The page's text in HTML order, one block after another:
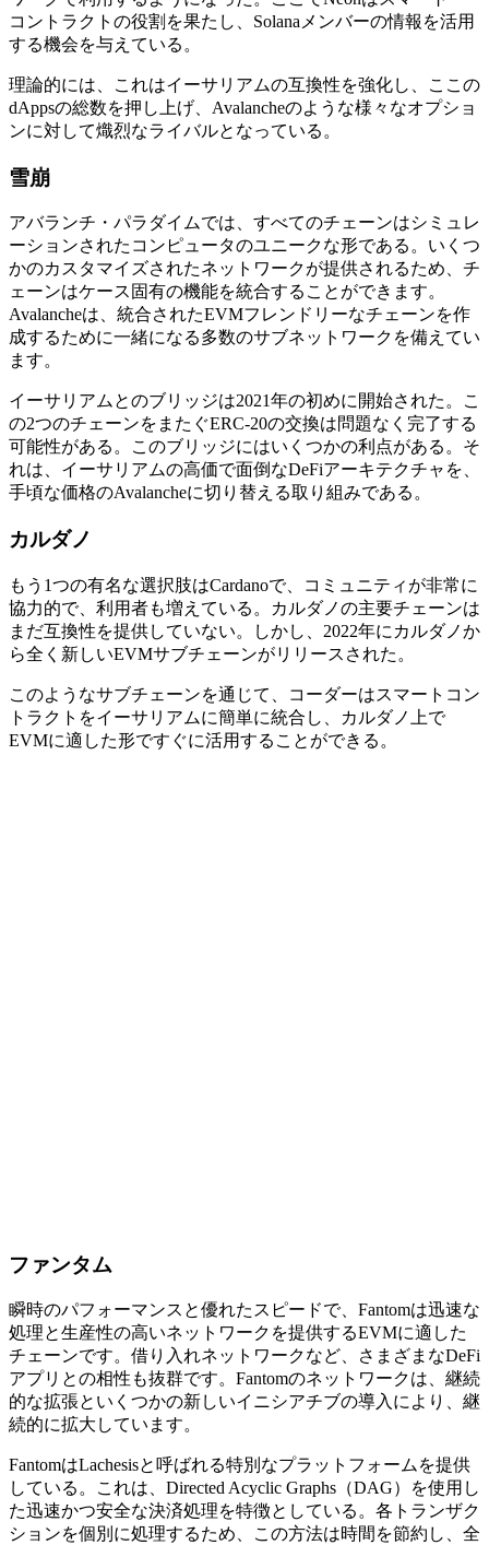
コントラクトの役割を果たし、Solanaメンバーの情報を活用
する機会を与えている。
理論的には、これはイーサリアムの互換性を強化し、ここの
dAppsの総数を押し上げ、Avalancheのような様々なオプショ
ンに対して熾烈なライバルとなっている。
雪崩
アバランチ・パラダイムでは、すべてのチェーンはシミュレ
ーションされたコンピュータのユニークな形である。いくつ
かのカスタマイズされたネットワークが提供されるため、チ
ェーンはケース固有の機能を統合することができます。
Avalancheは、統合されたEVMフレンドリーなチェーンを作
成するために一緒になる多数のサブネットワークを備えてい
ます。
イーサリアムとのブリッジは2021年の初めに開始された。こ
の2つのチェーンをまたぐERC-20の交換は問題なく完了する
可能性がある。このブリッジにはいくつかの利点がある。そ
れは、イーサリアムの高価で面倒なDeFiアーキテクチャを、
手頃な価格のAvalancheに切り替える取り組みである。
カルダノ
もう1つの有名な選択肢はCardanoで、コミュニティが非常に
協力的で、利用者も増えている。カルダノの主要チェーンは
まだ互換性を提供していない。しかし、2022年にカルダノか
ら全く新しいEVMサブチェーンがリリースされた。
このようなサブチェーンを通じて、コーダーはスマートコン
トラクトをイーサリアムに簡単に統合し、カルダノ上で
EVMに適した形ですぐに活用することができる。
ファンタム
瞬時のパフォーマンスと優れたスピードで、Fantomは迅速な
処理と生産性の高いネットワークを提供するEVMに適した
チェーンです。借り入れネットワークなど、さまざまなDeFi
アプリとの相性も抜群です。Fantomのネットワークは、継続
的な拡張といくつかの新しいイニシアチブの導入により、継
続的に拡大しています。
FantomはLachesisと呼ばれる特別なプラットフォームを提供
している。これは、Directed Acyclic Graphs（DAG）を使用し
た迅速かつ安全な決済処理を特徴としている。各トランザク
ションを個別に処理するため、この方法は時間を節約し、全